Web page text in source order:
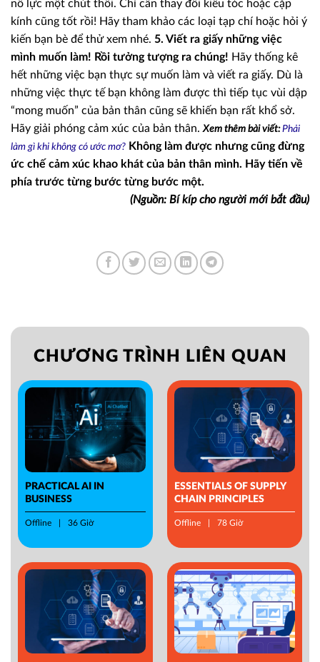
nỗ lực một chút thôi. Chỉ cần thay đổi kiểu tóc hoặc cặp
kính cũng tốt rồi! Hãy tham khảo các loại tạp chí hoặc hỏi ý
kiến bạn bè để thử xem nhé. 5. Viết ra giấy những việc
mình muốn làm! Rồi tưởng tượng ra chúng! Hãy thống kê
hết những việc bạn thực sự muốn làm và viết ra giấy. Dù là
những việc thực tế bạn không làm được thì tiếp tục vùi dập
“mong muốn” của bản thân cũng sẽ khiến bạn rất khổ sở.
Hãy giải phóng cảm xúc của bản thân.Xem thêm bài viết: Phải
làm gì khi không có ước mơ? Không làm được nhưng cũng đừng
ức chế cảm xúc khao khát của bản thân mình. Hãy tiến về
phía trước từng bước từng bước một.
(Nguồn: Bí kíp cho người mới bắt đầu)
CHƯƠNG TRÌNH LIÊN QUAN
PRACTICAL AI IN
BUSINESS
Offline 36 Giờ
ESSENTIALS OF SUPPLY
CHAIN PRINCIPLES
Offline 78 Giờ